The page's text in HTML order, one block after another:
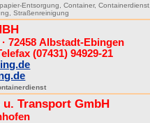
Entsorgung ,Container,Containerdienst
,Straßenreinigung
72458 Albstadt-Ebingen
(07431) 94929-21
Transport GmbH